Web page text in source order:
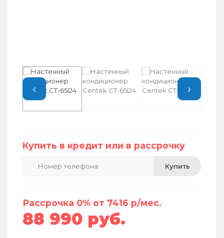
‹ ›
Купить в кредит или в рассрочку
Купить
Рассрочка 0% от 7416 р/мес.
88 990 руб.